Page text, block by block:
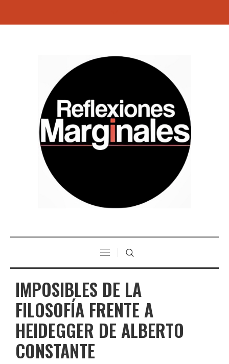
IMPOSIBLES DE LA
FILOSOFÍA FRENTE A
HEIDEGGER DE ALBERTO
CONSTANTE